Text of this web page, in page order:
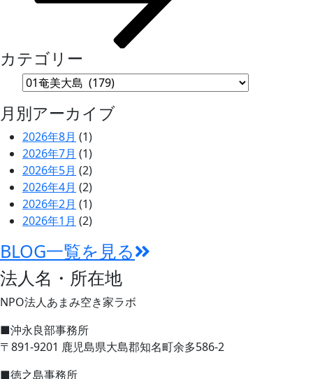
カテゴリー
月別アーカイブ
2026年8月 (1)
2026年7月 (1)
2026年5月 (2)
2026年4月 (2)
2026年2月 (1)
2026年1月 (2)
BLOG一覧を見る
法人名・所在地
NPO法人あまみ空き家ラボ
■沖永良部事務所
〒891-9201 鹿児島県大島郡知名町余多586-2
■徳之島事務所